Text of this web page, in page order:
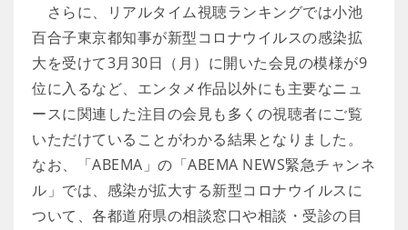
さらに、リアルタイム視聴ランキングでは小池
百合子東京都知事が新型コロナウイルスの感染拡
大を受けて3月30日（月）に開いた会見の模様が9
位に入るなど、エンタメ作品以外にも主要なニュ
ースに関連した注目の会見も多くの視聴者にご覧
いただけていることがわかる結果となりました。
なお、「ABEMA」の「ABEMA NEWS緊急チャンネ
ル」では、感染が拡大する新型コロナウイルスに
ついて、各都道府県の相談窓口や相談・受診の目